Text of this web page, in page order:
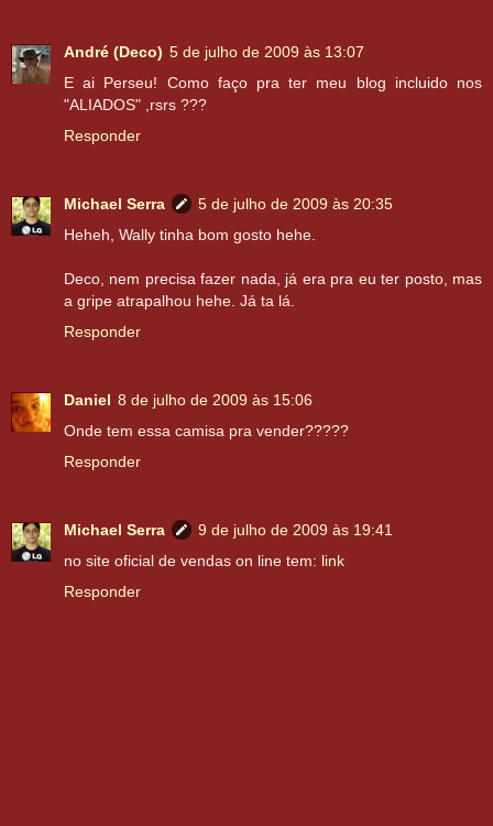
André (Deco) 5 de julho de 2009 às 13:07
E ai Perseu! Como faço pra ter meu blog incluido nos
"ALIADOS" ,rsrs ???
Responder
Michael Serra
5 de julho de 2009 às 20:35
Heheh, Wally tinha bom gosto hehe.
Deco, nem precisa fazer nada, já era pra eu ter posto, mas
a gripe atrapalhou hehe. Já ta lá.
Responder
Daniel 8 de julho de 2009 às 15:06
Onde tem essa camisa pra vender?????
Responder
Michael Serra
9 de julho de 2009 às 19:41
no site oficial de vendas on line tem: link
Responder